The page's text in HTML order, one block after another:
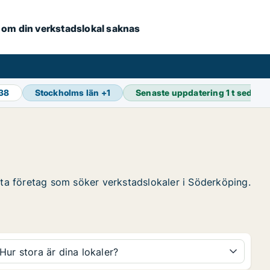
din verkstadslokal saknas
Stockholms län +1 Senaste uppdatering1 t sedan
företag som söker verkstadslokaler i Söderköping.
Hur stora är dina lokaler?